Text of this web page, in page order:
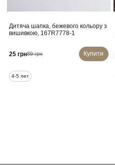
Дитяча шапка, бежевого кольору з
вишивкою, 167R7778-1
25 грн89 грн Купити
4-5 лет